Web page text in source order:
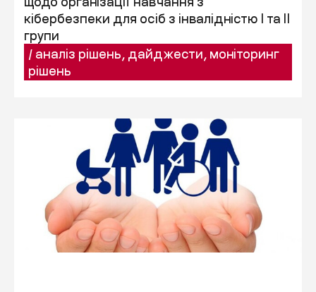
кібербезпеки для осіб з інвалідністю I та II
групи
/ аналіз рішень, дайджести, моніторинг
рішень